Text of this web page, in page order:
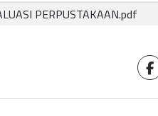
PERPUSTAKAAN.pdf